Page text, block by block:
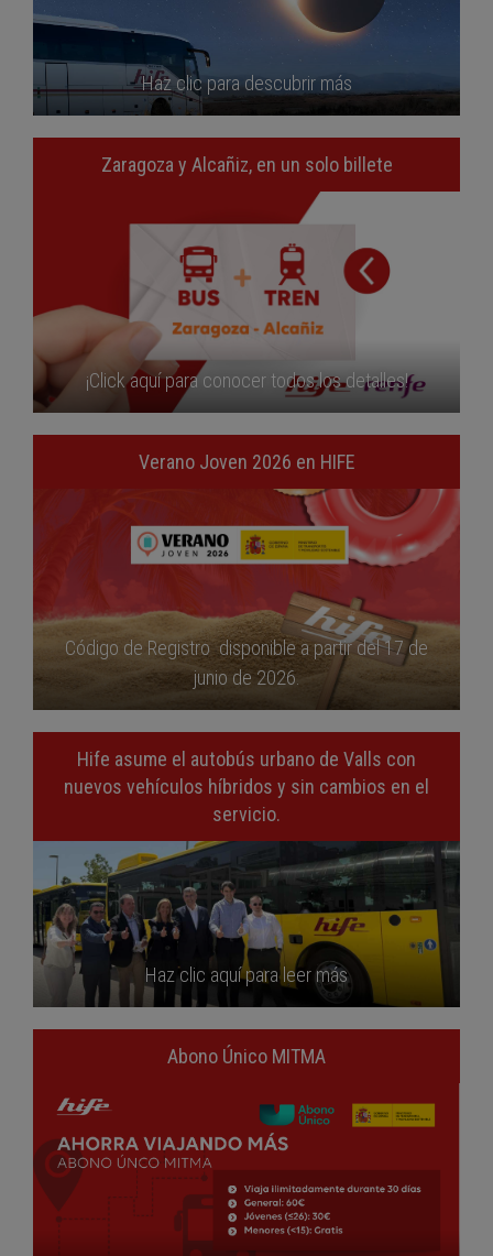
Haz clic para descubrir más
Zaragoza y Alcañiz, en un solo billete
¡Click aquí para conocer todos los detalles!
Verano Joven 2026 en HIFE
Código de Registro disponible a partir del 17 de
junio de 2026.
Hife asume el autobús urbano de Valls con
nuevos vehículos híbridos y sin cambios en el
servicio.
Haz clic aquí para leer más
Abono Único MITMA